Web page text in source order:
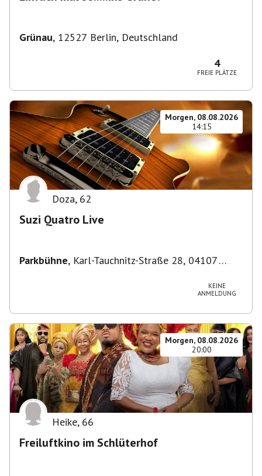
Grünau, 12527 Berlin, Deutschland
4
FREIE PLÄTZE
Morgen, 08.08.2026
14:15
Doza, 62
Suzi Quatro Live
Parkbühne, Karl-Tauchnitz-Straße 28, 04107
KEINE
ANMELDUNG
Morgen, 08.08.2026
20:00
Heike, 66
Freiluftkino im Schlüterhof